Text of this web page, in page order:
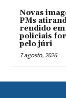
Novas
PMs
rendido
policiais
pelo júri
7 agosto, 2026